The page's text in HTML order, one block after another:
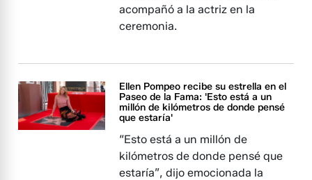
acompañó a la actriz en la
ceremonia.
Ellen Pompeo recibe su estrella en el
Paseo de la Fama: 'Esto está a un
millón de kilómetros de donde pensé
que estaría'
“Esto está a un millón de
kilómetros de donde pensé que
estaría”, dijo emocionada la